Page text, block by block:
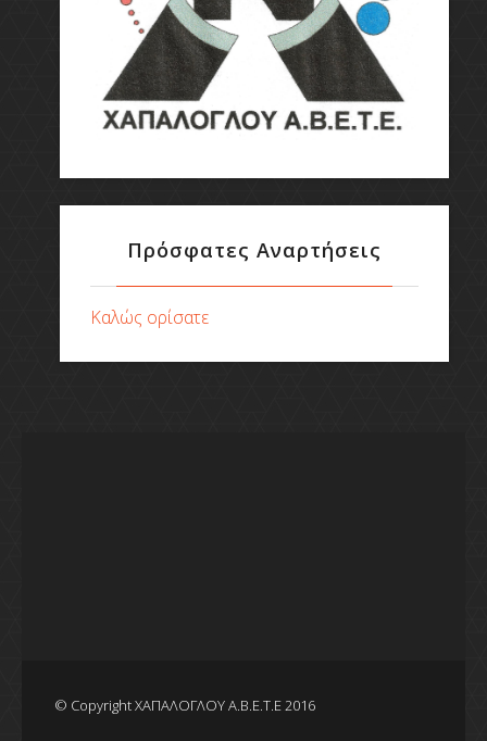
Πρόσφατες Αναρτήσεις
Καλώς ορίσατε
© Copyright ΧΑΠΑΛΟΓΛΟΥ Α.Β.Ε.Τ.Ε 2016